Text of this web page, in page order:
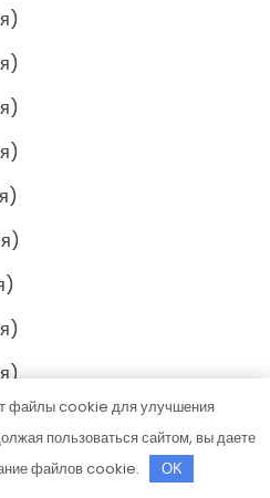
файлы cookie для улучшения
пользоваться сайтом, вы даете
файлов cookie.
OK